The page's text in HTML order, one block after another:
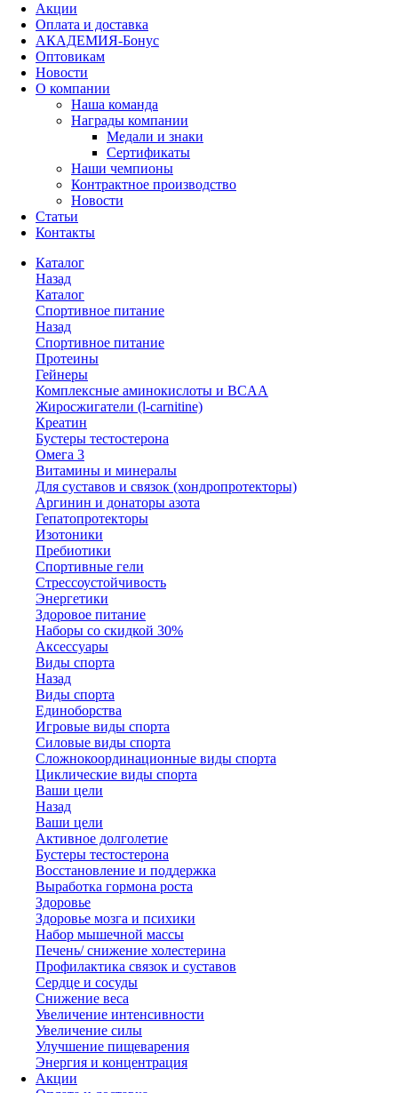
Акции
Оплата и доставка
АКАДЕМИЯ-Бонус
Оптовикам
Новости
О компании
Наша команда
Награды компании
Медали и знаки
Сертификаты
Наши чемпионы
Контрактное производство
Новости
Статьи
Контакты
Каталог
Назад
Каталог
Спортивное питание
Назад
Спортивное питание
Протеины
Гейнеры
Комплексные аминокислоты и BCAA
Жиросжигатели (l-carnitine)
Креатин
Бустеры тестостерона
Омега 3
Витамины и минералы
Для суставов и связок (хондропротекторы)
Аргинин и донаторы азота
Гепатопротекторы
Изотоники
Пребиотики
Спортивные гели
Стрессоустойчивость
Энергетики
Здоровое питание
Наборы со скидкой 30%
Аксессуары
Виды спорта
Назад
Виды спорта
Единоборства
Игровые виды спорта
Силовые виды спорта
Сложнокоординационные виды спорта
Циклические виды спорта
Ваши цели
Назад
Ваши цели
Активное долголетие
Бустеры тестостерона
Восстановление и поддержка
Выработка гормона роста
Здоровье
Здоровье мозга и психики
Набор мышечной массы
Печень/ снижение холестерина
Профилактика связок и суставов
Сердце и сосуды
Снижение веса
Увеличение интенсивности
Увеличение силы
Улучшение пищеварения
Энергия и концентрация
Акции